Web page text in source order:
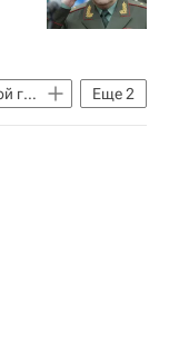
Еще2
Федеральная служба войск национальной гвардии РФ (Росгвардия)